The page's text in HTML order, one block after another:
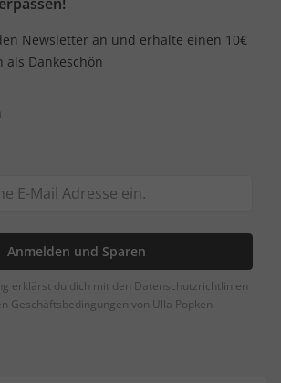
Newsletter an und erhalte einen 10€
als Dankeschön
Anmelden und Sparen
erklärst du dich mit den Datenschutzrichtlinien
Geschäftsbedingungen von Ulla Popken